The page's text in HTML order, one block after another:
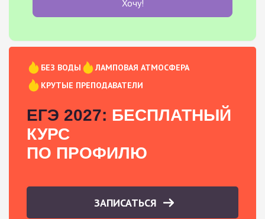
Хочу!
БЕЗ ВОДЫ
ЛАМПОВАЯ АТМОСФЕРА
КРУТЫЕ ПРЕПОДАВАТЕЛИ
ЕГЭ 2027: БЕСПЛАТНЫЙ
КУРС
ПО ПРОФИЛЮ
ЗАПИСАТЬСЯ